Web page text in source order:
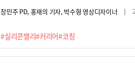
#실리콘밸리#커리어#코칭
장민주 PD, 홍재의 기자, 박수형 영상디자이너